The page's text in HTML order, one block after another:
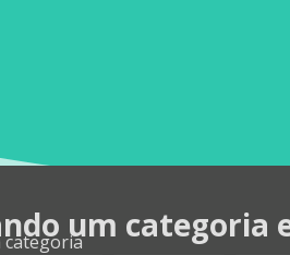
um categoria
categoria